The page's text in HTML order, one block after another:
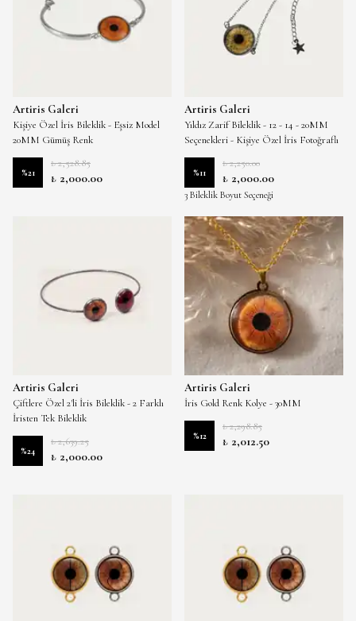
Artiris Galeri
Kişiye Özel İris Bileklik - Eşsiz Model
20MM Gümüş Renk
%21
₺ 2,528.85
₺ 2,000.00
Artiris Galeri
Yıldız Zarif Bileklik - 12 - 14 - 20MM
Seçenekleri - Kişiye Özel İris Fotoğraflı
%11
₺ 2,250.00
₺ 2,000.00
3 Bileklik Boyut Seçeneği
Artiris Galeri
Çiftlere Özel 2'li İris Bileklik - 2 Farklı
İristen Tek Bileklik
%24
₺ 2,639.25
₺ 2,000.00
Artiris Galeri
İris Gold Renk Kolye - 30MM
%12
₺ 2,298.85
₺ 2,012.50